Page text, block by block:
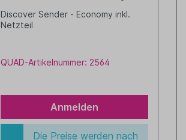
Discover Sender - Economy inkl.
Netzteil
QUAD-Artikelnummer: 2564
Anmelden
Die Preise werden nach